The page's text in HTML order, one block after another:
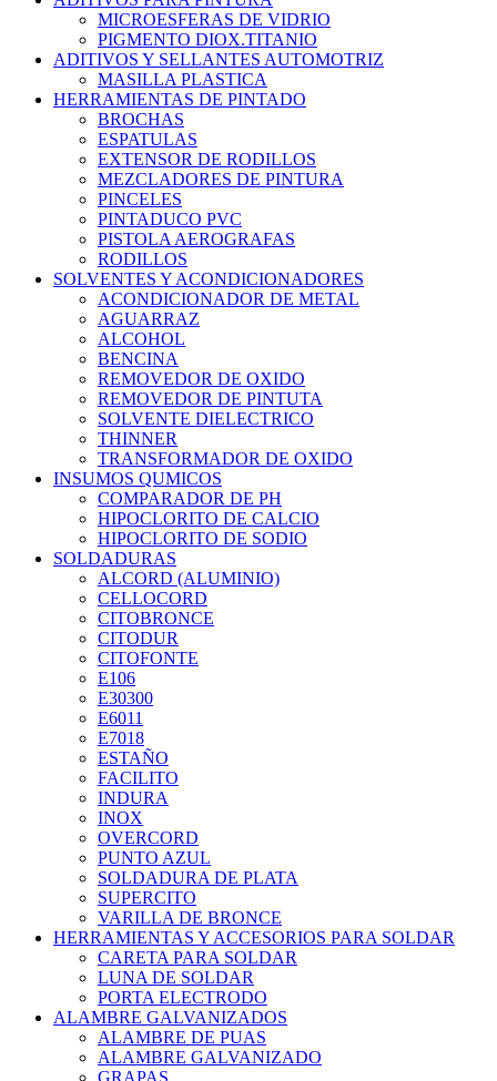
MICROESFERAS DE VIDRIO
PIGMENTO DIOX.TITANIO
ADITIVOS Y SELLANTES AUTOMOTRIZ
MASILLA PLASTICA
HERRAMIENTAS DE PINTADO
BROCHAS
ESPATULAS
EXTENSOR DE RODILLOS
MEZCLADORES DE PINTURA
PINCELES
PINTADUCO PVC
PISTOLA AEROGRAFAS
RODILLOS
SOLVENTES Y ACONDICIONADORES
ACONDICIONADOR DE METAL
AGUARRAZ
ALCOHOL
BENCINA
REMOVEDOR DE OXIDO
REMOVEDOR DE PINTUTA
SOLVENTE DIELECTRICO
THINNER
TRANSFORMADOR DE OXIDO
INSUMOS QUMICOS
COMPARADOR DE PH
HIPOCLORITO DE CALCIO
HIPOCLORITO DE SODIO
SOLDADURAS
ALCORD (ALUMINIO)
CELLOCORD
CITOBRONCE
CITODUR
CITOFONTE
E106
E30300
E6011
E7018
ESTAÑO
FACILITO
INDURA
INOX
OVERCORD
PUNTO AZUL
SOLDADURA DE PLATA
SUPERCITO
VARILLA DE BRONCE
HERRAMIENTAS Y ACCESORIOS PARA SOLDAR
CARETA PARA SOLDAR
LUNA DE SOLDAR
PORTA ELECTRODO
ALAMBRE GALVANIZADOS
ALAMBRE DE PUAS
ALAMBRE GALVANIZADO